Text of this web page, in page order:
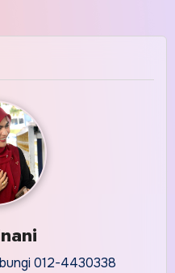
012-4430338